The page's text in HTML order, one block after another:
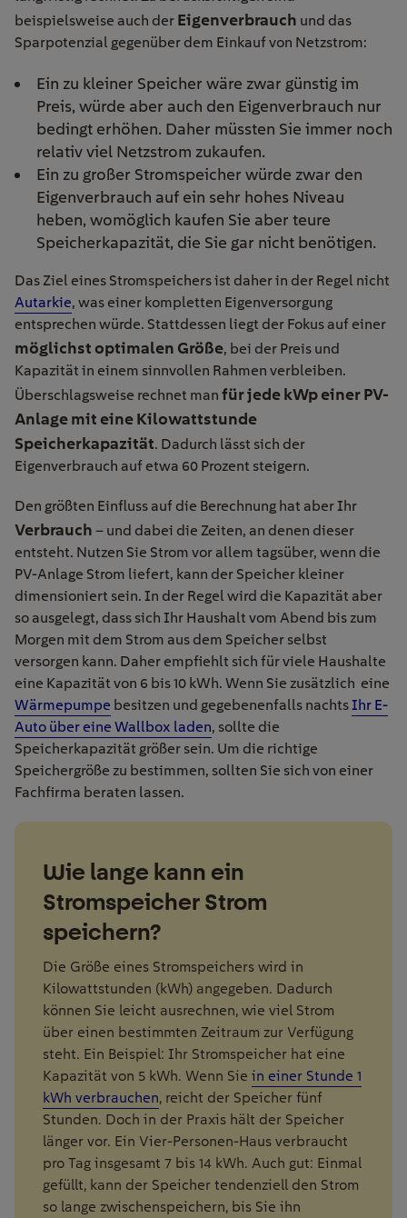
beispielsweise auch der Eigenverbrauch und das
Sparpotenzial gegenüber dem Einkauf von Netzstrom:
Ein zu kleiner Speicher wäre zwar günstig im
Preis, würde aber auch den Eigenverbrauch nur
bedingt erhöhen. Daher müssten Sie immer noch
relativ viel Netzstrom zukaufen.
Ein zu großer Stromspeicher würde zwar den
Eigenverbrauch auf ein sehr hohes Niveau
heben, womöglich kaufen Sie aber teure
Speicherkapazität, die Sie gar nicht benötigen.
Das Ziel eines Stromspeichers ist daher in der Regel nicht
Autarkie, was einer kompletten Eigenversorgung
entsprechen würde. Stattdessen liegt der Fokus auf einer
möglichst optimalen Größe, bei der Preis und
Kapazität in einem sinnvollen Rahmen verbleiben.
Überschlagsweise rechnet man für jede kWp einer PV-
Anlage mit eine Kilowattstunde
Speicherkapazität. Dadurch lässt sich der
Eigenverbrauch auf etwa 60 Prozent steigern.
Den größten Einfluss auf die Berechnung hat aber Ihr
Verbrauch – und dabei die Zeiten, an denen dieser
entsteht. Nutzen Sie Strom vor allem tagsüber, wenn die
PV-Anlage Strom liefert, kann der Speicher kleiner
dimensioniert sein. In der Regel wird die Kapazität aber
so ausgelegt, dass sich Ihr Haushalt vom Abend bis zum
Morgen mit dem Strom aus dem Speicher selbst
versorgen kann. Daher empfiehlt sich für viele Haushalte
eine Kapazität von 6 bis 10 kWh. Wenn Sie zusätzlich eine
Wärmepumpe besitzen und gegebenenfalls nachtsIhr E-
Auto über eine Wallbox laden, sollte die
Speicherkapazität größer sein. Um die richtige
Speichergröße zu bestimmen, sollten Sie sich von einer
Fachfirma beraten lassen.
Wie lange kann ein
Stromspeicher Strom
speichern?
Die Größe eines Stromspeichers wird in
Kilowattstunden (kWh) angegeben. Dadurch
können Sie leicht ausrechnen, wie viel Strom
über einen bestimmten Zeitraum zur Verfügung
steht. Ein Beispiel: Ihr Stromspeicher hat eine
Kapazität von 5 kWh. Wenn Sie in einer Stunde 1
kWh verbrauchen, reicht der Speicher fünf
Stunden. Doch in der Praxis hält der Speicher
länger vor. Ein Vier-Personen-Haus verbraucht
pro Tag insgesamt 7 bis 14 kWh. Auch gut: Einmal
gefüllt, kann der Speicher tendenziell den Strom
so lange zwischenspeichern, bis Sie ihn